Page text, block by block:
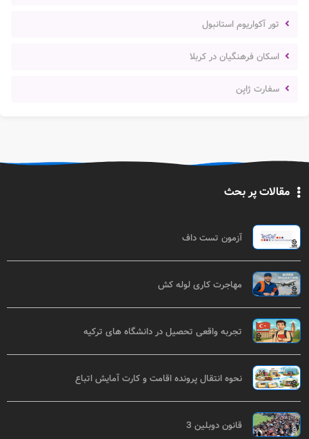
تور آکواریوم استانبول
اسکان فرهنگیان در کربلا
سفارت ژاپن
مقالات پر بحث
آزمون تست داف
مهاجرت کاری لوله کش
تجربه واقعی تحصیل در دانشگاه های ترکیه
نحوه انتقال پرونده اقامت و کارت آمایش اتباع
قانون دوبلین 3